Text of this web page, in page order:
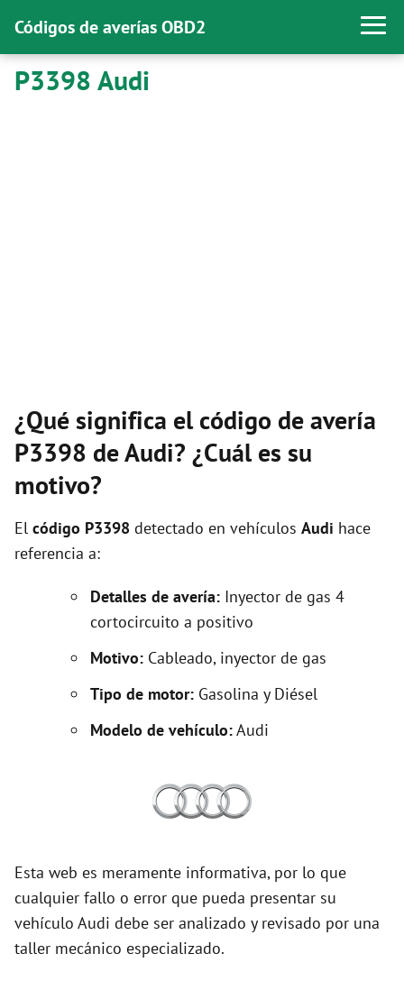
Códigos de averías OBD2
P3398 Audi
¿Qué significa el código de avería
P3398 de Audi? ¿Cuál es su
motivo?
El código P3398 detectado en vehículos Audi hace
referencia a:
Detalles de avería: Inyector de gas 4
cortocircuito a positivo
Motivo: Cableado, inyector de gas
Tipo de motor: Gasolina y Diésel
Modelo de vehículo:Audi
Esta web es meramente informativa, por lo que
cualquier fallo o error que pueda presentar su
vehículo Audi debe ser analizado y revisado por una
taller mecánico especializado.